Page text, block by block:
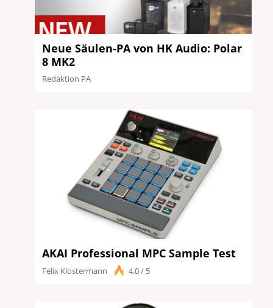
Neue Säulen-PA von HK Audio: Polar
8 MK2
Redaktion PA
AKAI Professional MPC Sample Test
Felix Klostermann 4.0 / 5